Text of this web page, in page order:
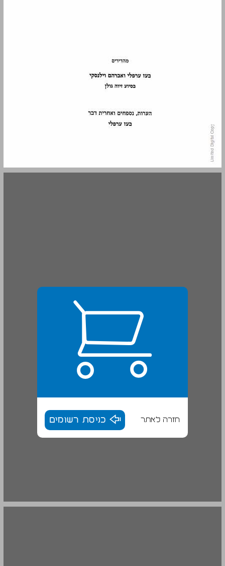
שאול טשרניחובסקי מעין אבטוביאוגרפיה ... 15
חזרה לאתר כניסת רשומים